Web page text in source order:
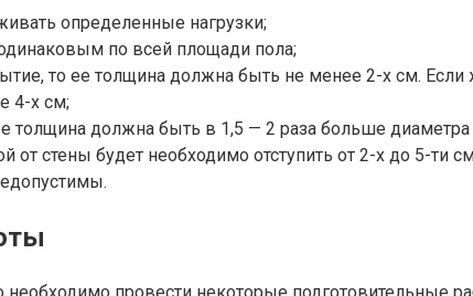
определенные нагрузки;
по всей площади пола;
то ее толщина должна быть не менее 2-х см.
4-х см;
толщина должна быть в 1,5 — 2 раза больше диаметра
от стены будет необходимо отступить от 2-х до 5-ти
необходимо провести некоторые подготовительные